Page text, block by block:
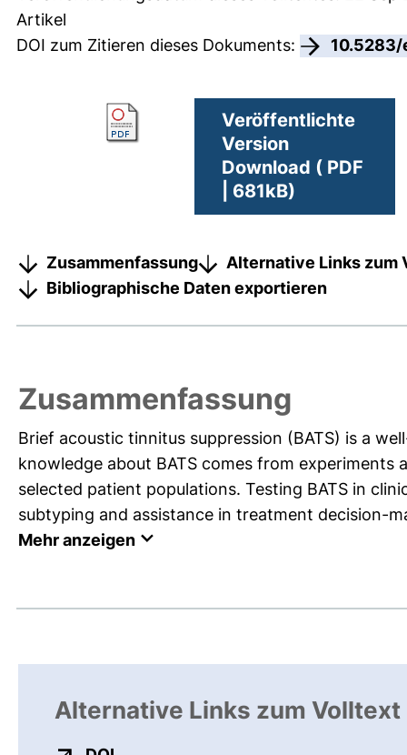
Artikel
DOI zum Zitieren dieses Dokuments:
Veröffentlichte
Version
Download ( PDF
| 681kB)
Zusammenfassung
Alternative Links zum
Bibliographische Daten exportieren
Zusammenfassung
Brief acoustic tinnitus suppression (BATS) is a
knowledge about BATS comes from
selected patient populations. Testing BATS in
subtyping and assistance in treatment decision-
Mehr anzeigen
Alternative Links zum Volltext